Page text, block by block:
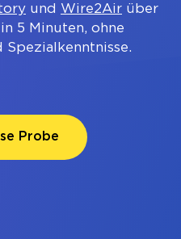
und Wire2Air über
5 Minuten, ohne
Spezialkenntnisse.
Probe